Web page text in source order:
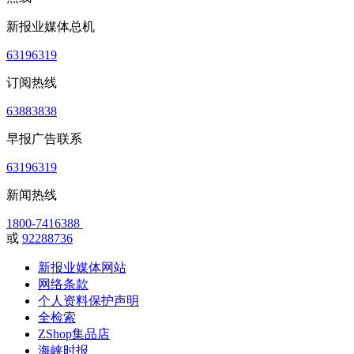
新报业媒体总机
63196319
订阅热线
63883838
早报广告联系
63196319
新闻热线
1800-7416388
或 92288736
新报业媒体网站
网络条款
个人资料保护声明
全检索
ZShop集品店
海峡时报